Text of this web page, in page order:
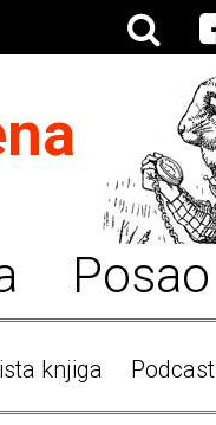
Posao
knjiga Podcast